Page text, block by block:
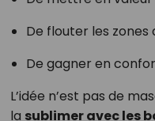
De flouter les zones
De gagner en
L’idée n’est pas de
la sublimer avec les